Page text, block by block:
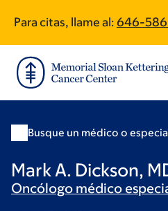
main
content
footer
Para citas, llame al: 646-
Busque un médico o
Mark A. Dickson,
Oncólogo médico